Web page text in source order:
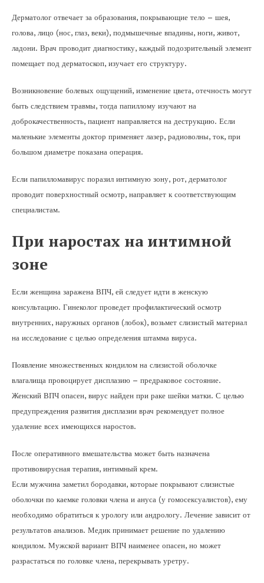
Дерматолог отвечает за образования, покрывающие тело – шея,
голова, лицо (нос, глаз, веки), подмышечные впадины, ноги, живот,
ладони. Врач проводит диагностику, каждый подозрительный элемент
помещает под дерматоскоп, изучает его структуру.
Возникновение болевых ощущений, изменение цвета, отечность могут
быть следствием травмы, тогда папиллому изучают на
доброкачественность, пациент направляется на деструкцию. Если
маленькие элементы доктор применяет лазер, радиоволны, ток, при
большом диаметре показана операция.
Если папилломавирус поразил интимную зону, рот, дерматолог
проводит поверхностный осмотр, направляет к соответствующим
специалистам.
При наростах на интимной
зоне
Если женщина заражена ВПЧ, ей следует идти в женскую
консультацию. Гинеколог проведет профилактический осмотр
внутренних, наружных органов (лобок), возьмет слизистый материал
на исследование с целью определения штамма вируса.
Появление множественных кондилом на слизистой оболочке
влагалища провоцирует дисплазию – предраковое состояние.
Женский ВПЧ опасен, вирус найден при раке шейки матки. С целью
предупреждения развития дисплазии врач рекомендует полное
удаление всех имеющихся наростов.
После оперативного вмешательства может быть назначена
противовирусная терапия, интимный крем.
Если мужчина заметил бородавки, которые покрывают слизистые
оболочки по каемке головки члена и ануса (у гомосексуалистов), ему
необходимо обратиться к урологу или андрологу. Лечение зависит от
результатов анализов. Медик принимает решение по удалению
кондилом. Мужской вариант ВПЧ наименее опасен, но может
разрастаться по головке члена, перекрывать уретру.